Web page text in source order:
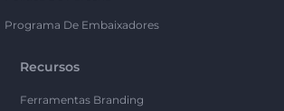
Programa De Embaixadores
Recursos
Ferramentas Branding